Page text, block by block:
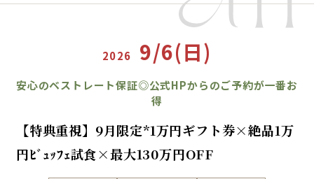
2026 9/6(日)
安心のベストレート保証◎公式HPからのご予約が一番お
得
【特典重視】9月限定*1万円ギフト券×絶品1万
円ﾋﾞｭｯﾌｪ試食×最大130万円OFF